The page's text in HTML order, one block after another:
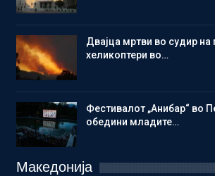
Двајца мртви во судир
хеликоптери во…
Фестивалот „Анибар“ во
обедини младите…
Македонија